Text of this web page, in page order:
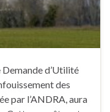
Demande d’Utilité
des
par l’ANDRA, aura